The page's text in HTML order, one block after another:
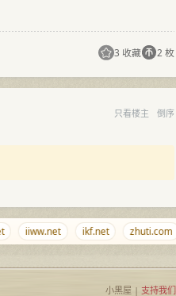
3 收藏 2 枚
只看楼主 倒序
iiww.net ikf.net zhuti.com
小黑屋 | 支持我们